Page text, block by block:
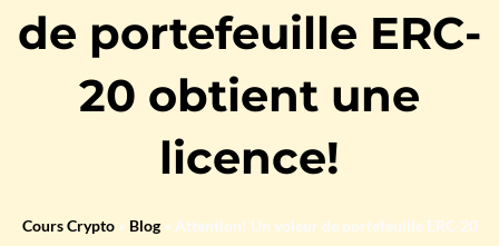
de portefeuille ERC-
20 obtient une
licence!
Cours Crypto» Blog» Attention! Un voleur de portefeuille ERC-20